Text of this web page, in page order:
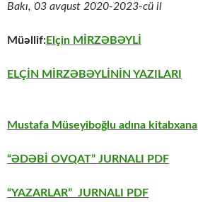
Bakı, 03 avqust 2020-2023-cü il
Müəllif:Elçin MİRZƏBƏYLİ
ELÇİN MİRZƏBƏYLİNİN YAZILARI
Mustafa Müseyiboğlu adına kitabxana
“ƏDƏBİ OVQAT” JURNALI PDF
“YAZARLAR” JURNALI PDF